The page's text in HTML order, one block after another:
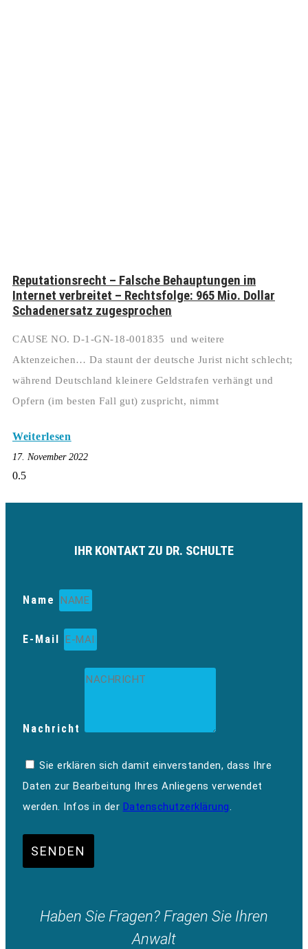
Reputationsrecht – Falsche Behauptungen im
Internet verbreitet – Rechtsfolge: 965 Mio. Dollar
Schadenersatz zugesprochen
CAUSE NO. D-1-GN-18-001835 und weitere
Aktenzeichen… Da staunt der deutsche Jurist nicht schlecht;
während Deutschland kleinere Geldstrafen verhängt und
Opfern (im besten Fall gut) zuspricht, nimmt
Weiterlesen
17. November 2022
IHR KONTAKT ZU DR. SCHULTE
Name
E-Mail
Nachricht
Sie erklären sich damit einverstanden, dass Ihre
Daten zur Bearbeitung Ihres Anliegens verwendet
werden. Infos in der Datenschutzerklärung.
SENDEN
Haben Sie Fragen? Fragen Sie Ihren
Anwalt